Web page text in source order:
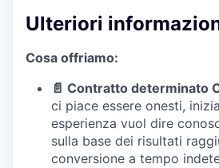
Ulteriori
Cosa offriamo:
📄 Contratto determinato
ci piace essere onesti,
esperienza vuol dire
sulla base dei risultati
conversione a tempo